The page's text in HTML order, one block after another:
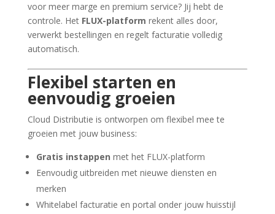
voor meer marge en premium service? Jij hebt de
controle. Het FLUX-platform rekent alles door,
verwerkt bestellingen en regelt facturatie volledig
automatisch.
Flexibel starten en
eenvoudig groeien
Cloud Distributie is ontworpen om flexibel mee te
groeien met jouw business:
Gratis instappen met het FLUX-platform
Eenvoudig uitbreiden met nieuwe diensten en
merken
Whitelabel facturatie en portal onder jouw huisstijl